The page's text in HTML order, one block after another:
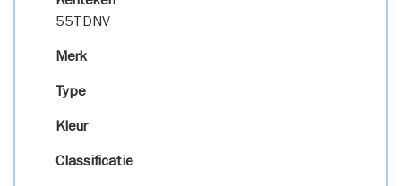
55TDNV
Merk
Type
Kleur
Classificatie